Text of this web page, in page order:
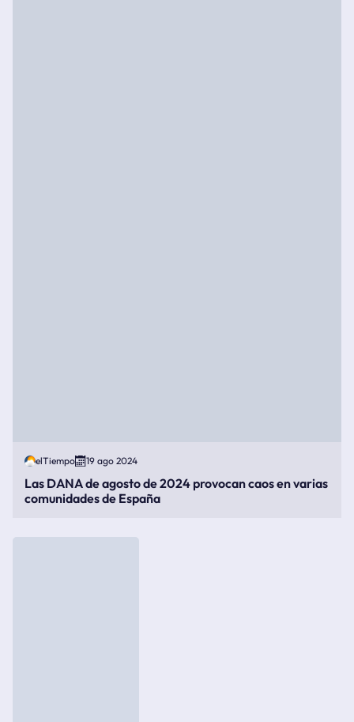
elTiempo 19 ago 2024
Las DANA de agosto de 2024 provocan caos en varias
comunidades de España